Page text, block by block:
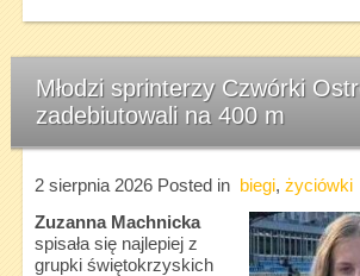
Młodzi sprinterzy Czwórki
zadebiutowali na 400 m
2 sierpnia 2026Posted in biegi, życiówki
Zuzanna Machnicka
spisała się najlepiej z
grupki świętokrzyskich